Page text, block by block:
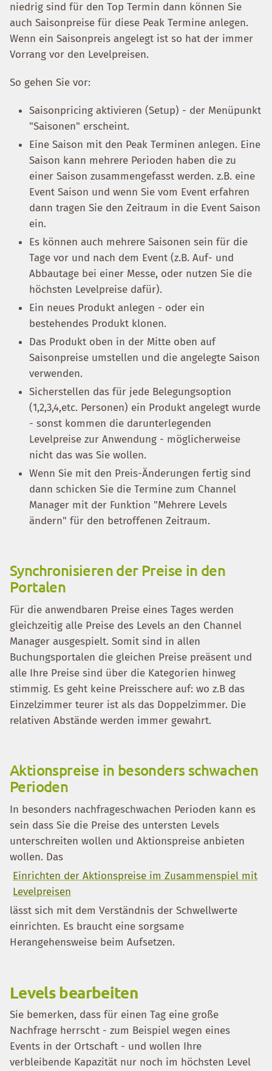
niedrig sind für den Top Termin dann können Sie
auch Saisonpreise für diese Peak Termine anlegen.
Wenn ein Saisonpreis angelegt ist so hat der immer
Vorrang vor den Levelpreisen.
So gehen Sie vor:
Saisonpricing aktivieren (Setup) - der Menüpunkt
"Saisonen" erscheint.
Eine Saison mit den Peak Terminen anlegen. Eine
Saison kann mehrere Perioden haben die zu
einer Saison zusammengefasst werden. z.B. eine
Event Saison und wenn Sie vom Event erfahren
dann tragen Sie den Zeitraum in die Event Saison
ein.
Es können auch mehrere Saisonen sein für die
Tage vor und nach dem Event (z.B. Auf- und
Abbautage bei einer Messe, oder nutzen Sie die
höchsten Levelpreise dafür).
Ein neues Produkt anlegen - oder ein
bestehendes Produkt klonen.
Das Produkt oben in der Mitte oben auf
Saisonpreise umstellen und die angelegte Saison
verwenden.
Sicherstellen das für jede Belegungsoption
(1,2,3,4,etc. Personen) ein Produkt angelegt wurde
- sonst kommen die darunterlegenden
Levelpreise zur Anwendung - möglicherweise
nicht das was Sie wollen.
Wenn Sie mit den Preis-Änderungen fertig sind
dann schicken Sie die Termine zum Channel
Manager mit der Funktion "Mehrere Levels
ändern" für den betroffenen Zeitraum.
Synchronisieren der Preise in den
Portalen
Für die anwendbaren Preise eines Tages werden
gleichzeitig alle Preise des Levels an den Channel
Manager ausgespielt. Somit sind in allen
Buchungsportalen die gleichen Preise preäsent und
alle Ihre Preise sind über die Kategorien hinweg
stimmig. Es geht keine Preisschere auf: wo z.B das
Einzelzimmer teurer ist als das Doppelzimmer. Die
relativen Abstände werden immer gewahrt.
Aktionspreise in besonders schwachen
Perioden
In besonders nachfrageschwachen Perioden kann es
sein dass Sie die Preise des untersten Levels
unterschreiten wollen und Aktionspreise anbieten
wollen. Das
Einrichten der Aktionspreise im Zusammenspiel mit
Levelpreisen
lässt sich mit dem Verständnis der Schwellwerte
einrichten. Es braucht eine sorgsame
Herangehensweise beim Aufsetzen.
Levels bearbeiten
Sie bemerken, dass für einen Tag eine große
Nachfrage herrscht - zum Beispiel wegen eines
Events in der Ortschaft - und wollen Ihre
verbleibende Kapazität nur noch im höchsten Level